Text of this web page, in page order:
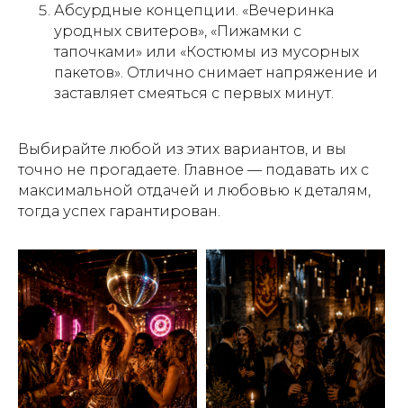
Абсурдные концепции. «Вечеринка
уродных свитеров», «Пижамки с
тапочками» или «Костюмы из мусорных
пакетов». Отлично снимает напряжение и
заставляет смеяться с первых минут.
Выбирайте любой из этих вариантов, и вы
точно не прогадаете. Главное — подавать их с
максимальной отдачей и любовью к деталям,
тогда успех гарантирован.
ЛОФТЫ НАПРЯМУЮ
ОТ ВЛАДЕЛЬЦЕВ
Более 300 пространств в Москве
подробнее
ЗАКУСКИ И ФУРШЕТНЫЕ
НАБОРЫ, ГОТОВЫЕ К ВАШЕМУ
СОБЫТИЮ